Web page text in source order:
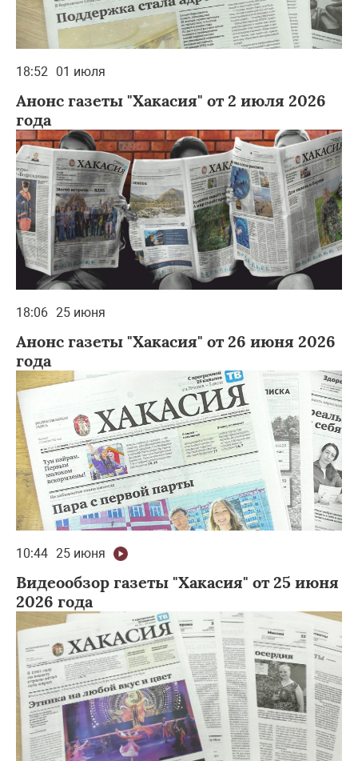
18:52 01 июля
Анонс газеты "Хакасия" от 2 июля 2026
года
18:06 25 июня
Анонс газеты "Хакасия" от 26 июня 2026
года
10:44 25 июня
Видеообзор газеты "Хакасия" от 25 июня
2026 года